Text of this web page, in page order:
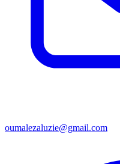
oumalezaluzie@gmail.com